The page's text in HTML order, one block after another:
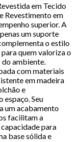
em Tecido
Revestimento em
superior. A
um suporte
o estilo
para quem valoriza o
ambiente.
com materiais
em madeira
e
espaço. Seu
um acabamento
facilitam a
para
base sólida e